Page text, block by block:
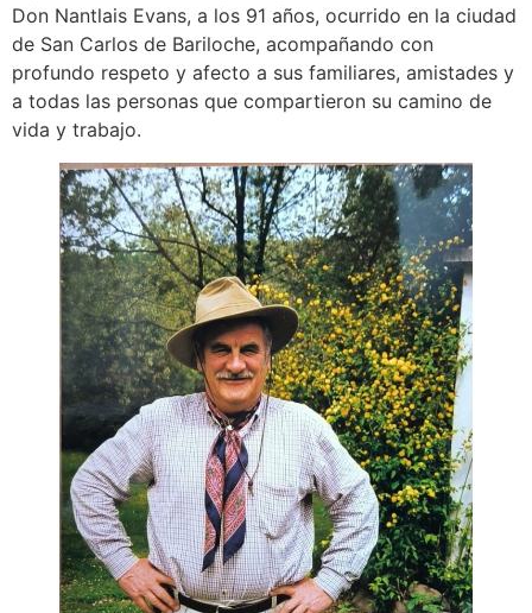
Don Nantlais Evans, a los 91 años, ocurrido en la ciudad
de San Carlos de Bariloche, acompañando con
profundo respeto y afecto a sus familiares, amistades y
a todas las personas que compartieron su camino de
vida y trabajo.